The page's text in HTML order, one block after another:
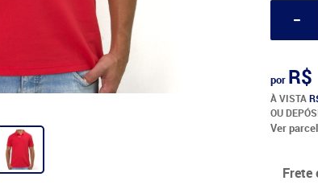
por
À VISTA
OU
Ver
Frete